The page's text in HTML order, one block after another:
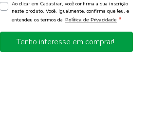
Ao clicar em Cadastrar, você confirma a sua inscrição
neste produto. Você, igualmente, confirma que leu, e
entendeu os termos da Política de Privacidade *
Tenho interesse em comprar!